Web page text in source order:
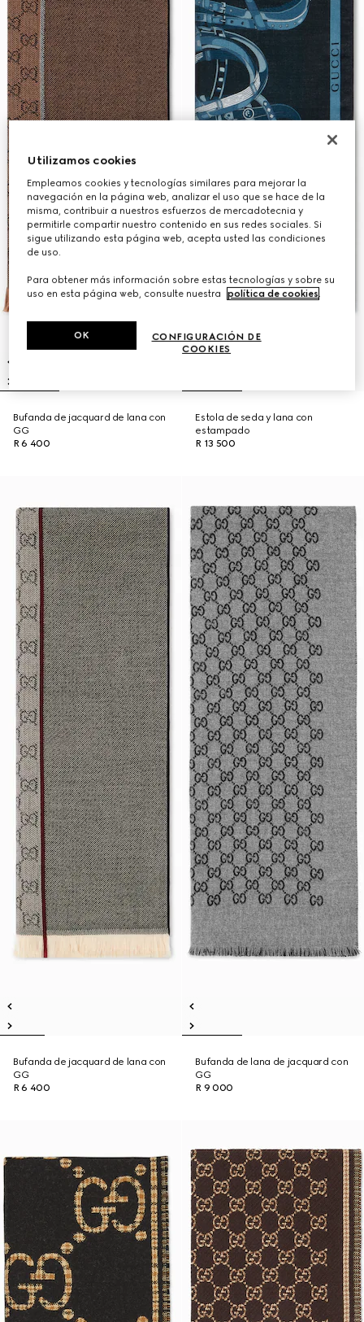
Bufanda de jacquard de lana con
GG
R 6 400
Estola de seda y lana con
estampado
R 13 500
Bufanda de jacquard de lana con
GG
R 6 400
Bufanda de lana de jacquard con
GG
R 9 000
Utilizamos cookies
Empleamos cookies y tecnologías similares para mejorar la
navegación en la página web, analizar el uso que se hace de la
misma, contribuir a nuestros esfuerzos de mercadotecnia y
permitirle compartir nuestro contenido en sus redes sociales. Si
sigue utilizando esta página web, acepta usted las condiciones
de uso.
Para obtener más información sobre estas tecnologías y sobre su
uso en esta página web, consulte nuestra
política de cookies.
CONFIGURACIÓN DE
COOKIES
OK